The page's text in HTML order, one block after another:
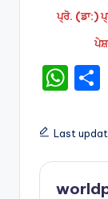
ਪ੍ਰੋ. (ਡਾ:)
W
a
ts
A
Last